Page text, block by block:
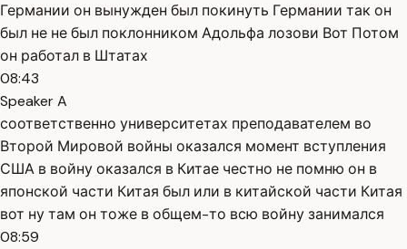
Германии он вынужден был покинуть Германии так он
был не не был поклонником Адольфа лозови Вот Потом
он работал в Штатах
08:43
Speaker A
соответственно университетах преподавателем во
Второй Мировой войны оказался момент вступления
США в войну оказался в Китае честно не помню он в
японской части Китая был или в китайской части Китая
вот ну там он тоже в общем-то всю войну занимался
08:59